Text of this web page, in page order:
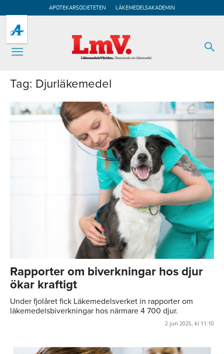
APOTEKARSOCIETETEN LÄKEMEDELSAKADEMIN
Tag: Djurläkemedel
Rapporter om biverkningar hos djur
ökar kraftigt
Under fjolåret fick Läkemedelsverket in rapporter om
läkemedelsbiverkningar hos närmare 4 700 djur.
2 jun 2025, kl 11:10